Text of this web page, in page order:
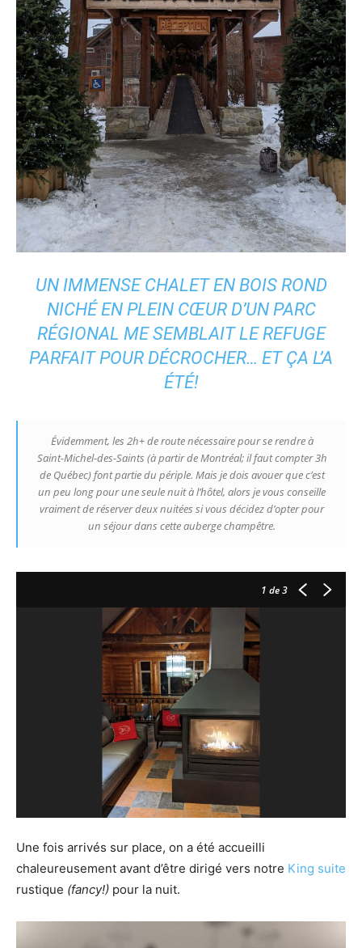
UN IMMENSE CHALET EN BOIS ROND
NICHÉ EN PLEIN CŒUR D’UN PARC
RÉGIONAL ME SEMBLAIT LE REFUGE
PARFAIT POUR DÉCROCHER… ET ÇA L’A
ÉTÉ!
Évidemment, les 2h+ de route nécessaire pour se rendre à
Saint-Michel-des-Saints (à partir de Montréal; il faut compter 3h
de Québec) font partie du périple. Mais je dois avouer que c’est
un peu long pour une seule nuit à l’hôtel, alors je vous conseille
vraiment de réserver deux nuitées si vous décidez d’opter pour
un séjour dans cette auberge champêtre.
1 de 3
Une fois arrivés sur place, on a été accueilli
chaleureusement avant d’être dirigé vers notre King suite
rustique (fancy!) pour la nuit.